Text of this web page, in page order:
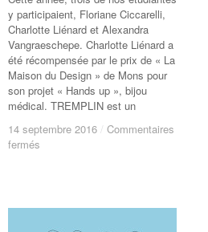
y participaient, Floriane Ciccarelli,
Charlotte Liénard et Alexandra
Vangraeschepe. Charlotte Liénard a
été récompensée par le prix de « La
Maison du Design » de Mons pour
son projet « Hands up », bijou
médical. TREMPLIN est un
14 septembre 2016 / Commentaires
fermés
à
14 septembre 2016 / Commentaires
fermés
à